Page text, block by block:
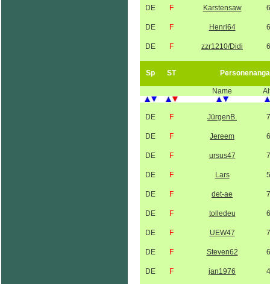
DE F Karstensaw
DE F Henri64
DE F zzr1210/Didi
Sp ST
Name
DE F JürgenB.
DE F Jereem
DE F ursus47
DE F Lars
DE F det-ae
DE F tolledeu
DE F UEW47
DE F Steven62
DE F jan1976